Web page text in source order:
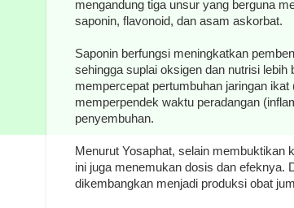
mengandung tiga unsur yang berguna
saponin, flavonoid, dan asam askorbat.
Saponin berfungsi meningkatkan
sehingga suplai oksigen dan nutrisi
mempercepat pertumbuhan jaringan ikat
memperpendek waktu peradangan
penyembuhan.
Menurut Yosaphat, selain membuktikan
ini juga menemukan dosis dan efeknya.
dikembangkan menjadi produksi obat